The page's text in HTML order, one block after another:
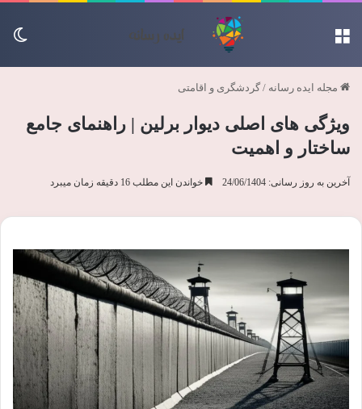
مجله ایده رسانه / گردشگری و اقامتی
ویژگی های اصلی دیوار برلین | راهنمای جامع
ساختار و اهمیت
آخرین به روز رسانی: 24/06/1404 خواندن این مطلب 16 دقیقه زمان میبرد